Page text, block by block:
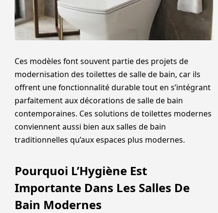
Ces modèles font souvent partie des projets de
modernisation des toilettes de salle de bain, car ils
offrent une fonctionnalité durable tout en s’intégrant
parfaitement aux décorations de salle de bain
contemporaines. Ces solutions de toilettes modernes
conviennent aussi bien aux salles de bain
traditionnelles qu’aux espaces plus modernes.
Pourquoi L’Hygiène Est
Importante Dans Les Salles De
Bain Modernes